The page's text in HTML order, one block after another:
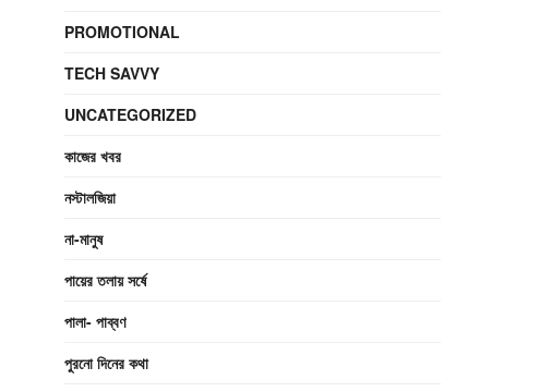
PROMOTIONAL
TECH SAVVY
UNCATEGORIZED
কাজের খবর
নস্টালজিয়া
না-মানুষ
পায়ের তলায় সর্ষে
পালা- পাব্বণ
পুরনো দিনের কথা